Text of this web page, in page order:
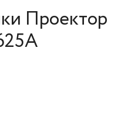
Проектор